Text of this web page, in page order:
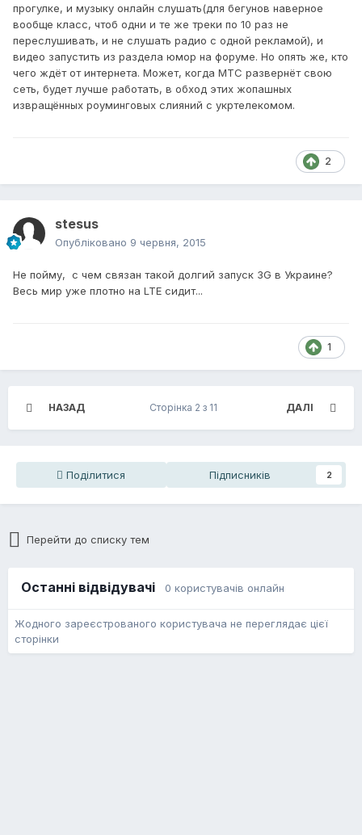
прогулке, и музыку онлайн слушать(для бегунов наверное
вообще класс, чтоб одни и те же треки по 10 раз не
переслушивать, и не слушать радио с одной рекламой), и
видео запустить из раздела юмор на форуме. Но опять же, кто
чего ждёт от интернета. Может, когда МТС развернёт свою
сеть, будет лучше работать, в обход этих жопашных
извращённых роуминговых слияний с укртелекомом.
2
stesus
Опубліковано 9 червня, 2015
Не пойму, с чем связан такой долгий запуск 3G в Украине?
Весь мир уже плотно на LTE сидит...
1
НАЗАД ДАЛІ
Сторінка 2 з 11
Поділитися Підписників 2
Перейти до списку тем
Останні відвідувачі 0 користувачів онлайн
Жодного зареєстрованого користувача не переглядає цієї
сторінки